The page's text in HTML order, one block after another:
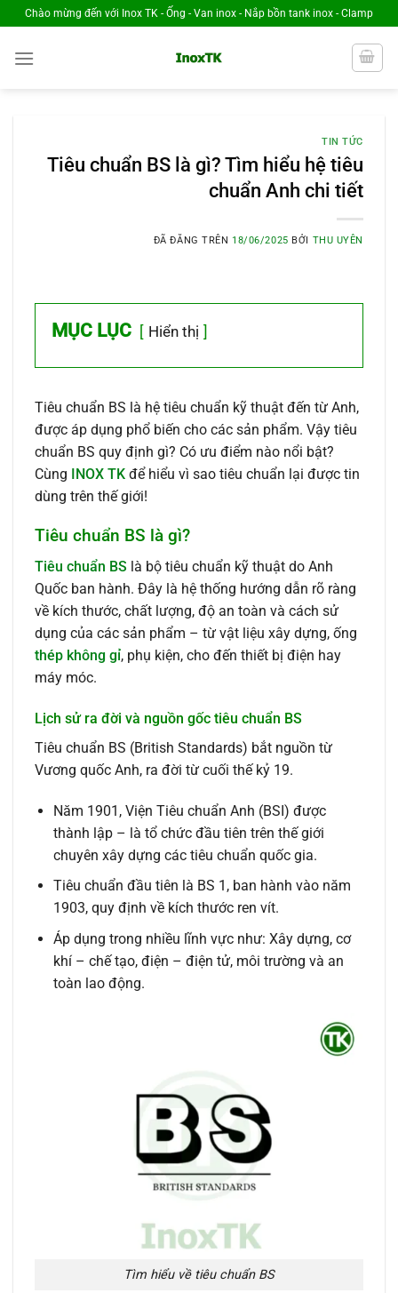
Chuyển
đến
nội
Chào mừng đến với Inox TK - Ống - Van inox - Nắp bồn tank inox - Clamp
TIN TỨC
Tiêu chuẩn BS là gì? Tìm hiểu hệ tiêu
chuẩn Anh chi tiết
ĐÃ ĐĂNG TRÊN 18/06/2025 BỞI THU UYÊN
MỤC LỤC Hiển thị
Tiêu chuẩn BS là hệ tiêu chuẩn kỹ thuật đến từ Anh,
được áp dụng phổ biến cho các sản phẩm. Vậy tiêu
chuẩn BS quy định gì? Có ưu điểm nào nổi bật?
Cùng INOX TK để hiểu vì sao tiêu chuẩn lại được tin
dùng trên thế giới!
Tiêu chuẩn BS là gì?
Tiêu chuẩn BS là bộ tiêu chuẩn kỹ thuật do Anh
Quốc ban hành. Đây là hệ thống hướng dẫn rõ ràng
về kích thước, chất lượng, độ an toàn và cách sử
dụng của các sản phẩm – từ vật liệu xây dựng, ống
thép không gỉ, phụ kiện, cho đến thiết bị điện hay
máy móc.
Lịch sử ra đời và nguồn gốc tiêu chuẩn BS
Tiêu chuẩn BS (British Standards) bắt nguồn từ
Vương quốc Anh, ra đời từ cuối thế kỷ 19.
Năm 1901, Viện Tiêu chuẩn Anh (BSI) được
thành lập – là tổ chức đầu tiên trên thế giới
chuyên xây dựng các tiêu chuẩn quốc gia.
Tiêu chuẩn đầu tiên là BS 1, ban hành vào năm
1903, quy định về kích thước ren vít.
Áp dụng trong nhiều lĩnh vực như: Xây dựng, cơ
khí – chế tạo, điện – điện tử, môi trường và an
toàn lao động.
Tìm hiểu về tiêu chuẩn BS